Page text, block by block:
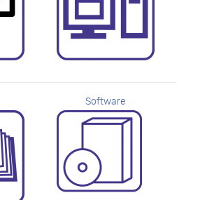
Software